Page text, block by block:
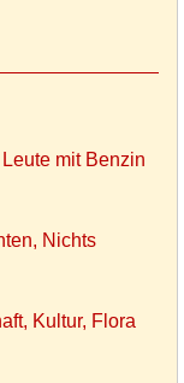
mit Benzin
Nichts
Kultur, Flora